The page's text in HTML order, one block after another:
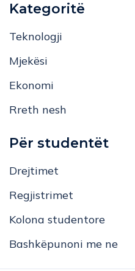
Kategoritë
Teknologji
Mjekësi
Ekonomi
Rreth nesh
Për studentët
Drejtimet
Regjistrimet
Kolona studentore
Bashkëpunoni me ne